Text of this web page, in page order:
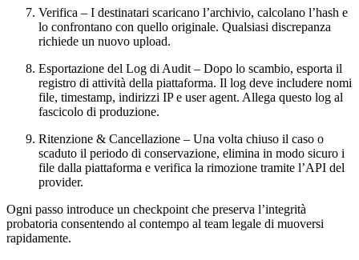
Verifica – I destinatari scaricano l’archivio, calcolano l’hash e
lo confrontano con quello originale. Qualsiasi discrepanza
richiede un nuovo upload.
Esportazione del Log di Audit – Dopo lo scambio, esporta il
registro di attività della piattaforma. Il log deve includere nomi
file, timestamp, indirizzi IP e user agent. Allega questo log al
fascicolo di produzione.
Ritenzione & Cancellazione – Una volta chiuso il caso o
scaduto il periodo di conservazione, elimina in modo sicuro i
file dalla piattaforma e verifica la rimozione tramite l’API del
provider.
Ogni passo introduce un checkpoint che preserva l’integrità
probatoria consentendo al contempo al team legale di muoversi
rapidamente.